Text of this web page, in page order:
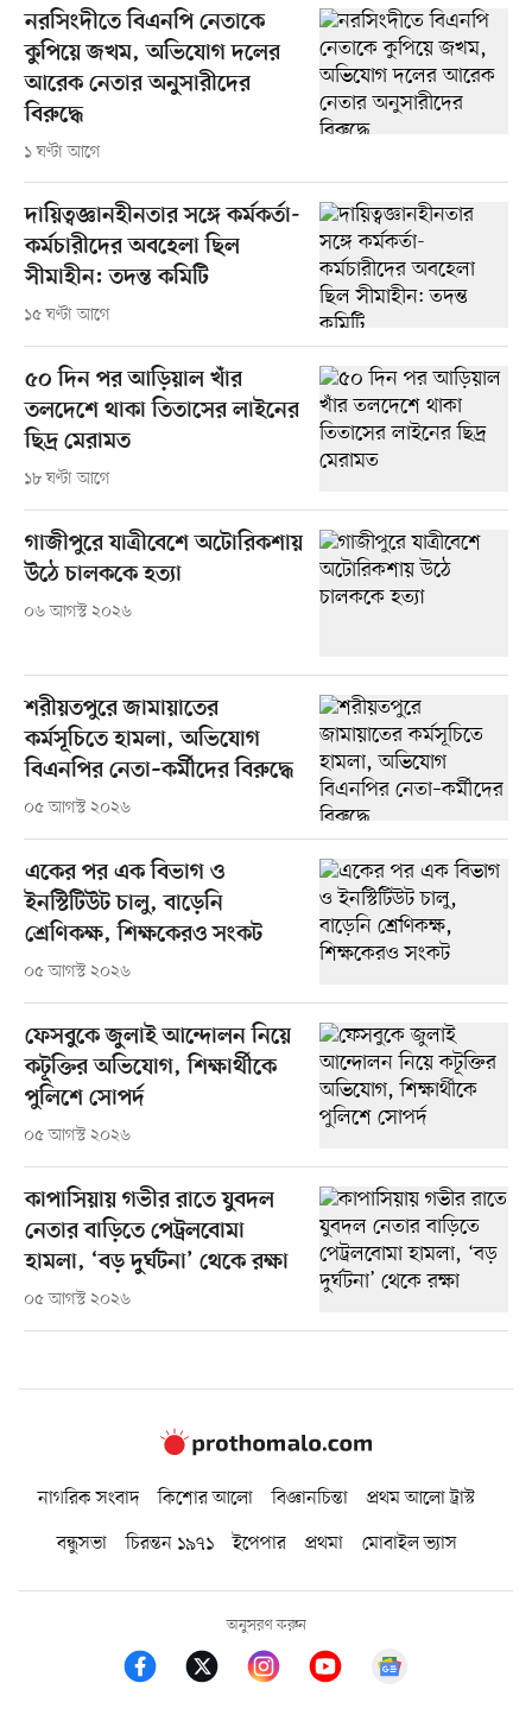
নরসিংদীতে বিএনপি নেতাকে
কুপিয়ে জখম, অভিযোগ দলের
আরেক নেতার অনুসারীদের
বিরুদ্ধে
১ ঘণ্টা আগে
দায়িত্বজ্ঞানহীনতার সঙ্গে কর্মকর্তা-
কর্মচারীদের অবহেলা ছিল
সীমাহীন: তদন্ত কমিটি
১৫ ঘণ্টা আগে
৫০ দিন পর আড়িয়াল খাঁর
তলদেশে থাকা তিতাসের লাইনের
ছিদ্র মেরামত
১৮ ঘণ্টা আগে
গাজীপুরে যাত্রীবেশে অটোরিকশায়
উঠে চালককে হত্যা
০৬ আগস্ট ২০২৬
শরীয়তপুরে জামায়াতের
কর্মসূচিতে হামলা, অভিযোগ
বিএনপির নেতা–কর্মীদের বিরুদ্ধে
০৫ আগস্ট ২০২৬
একের পর এক বিভাগ ও
ইনস্টিটিউট চালু, বাড়েনি
শ্রেণিকক্ষ, শিক্ষকেরও সংকট
০৫ আগস্ট ২০২৬
ফেসবুকে জুলাই আন্দোলন নিয়ে
কটূক্তির অভিযোগ, শিক্ষার্থীকে
পুলিশে সোপর্দ
০৫ আগস্ট ২০২৬
কাপাসিয়ায় গভীর রাতে যুবদল
নেতার বাড়িতে পেট্রলবোমা
হামলা, ‘বড় দুর্ঘটনা’ থেকে রক্ষা
০৫ আগস্ট ২০২৬
নাগরিক সংবাদ কিশোর আলো বিজ্ঞানচিন্তা
প্রথম আলো ট্রাস্ট
বন্ধুসভা
চিরন্তন ১৯৭১ ইপেপার প্রথমা মোবাইল ভ্যাস
অনুসরণ করুন